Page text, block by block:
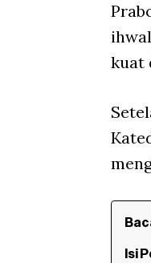
kuat
Isi